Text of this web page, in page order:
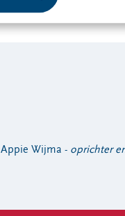
Appie Wijma - oprichter